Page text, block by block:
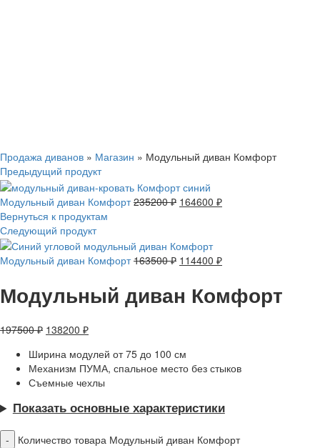
Продажа диванов » Магазин » Модульный диван Комфорт
Предыдущий продукт
Модульный диван Комфорт235200₽ 164600 ₽
Вернуться к продуктам
Следующий продукт
Модульный диван Комфорт163500₽ 114400 ₽
Модульный диван Комфорт
197500₽ 138200 ₽
Ширина модулей от 75 до 100 см
Механизм ПУМА, спальное место без стыков
Съемные чехлы
Показать основные характеристики
Количество товара Модульный диван Комфорт